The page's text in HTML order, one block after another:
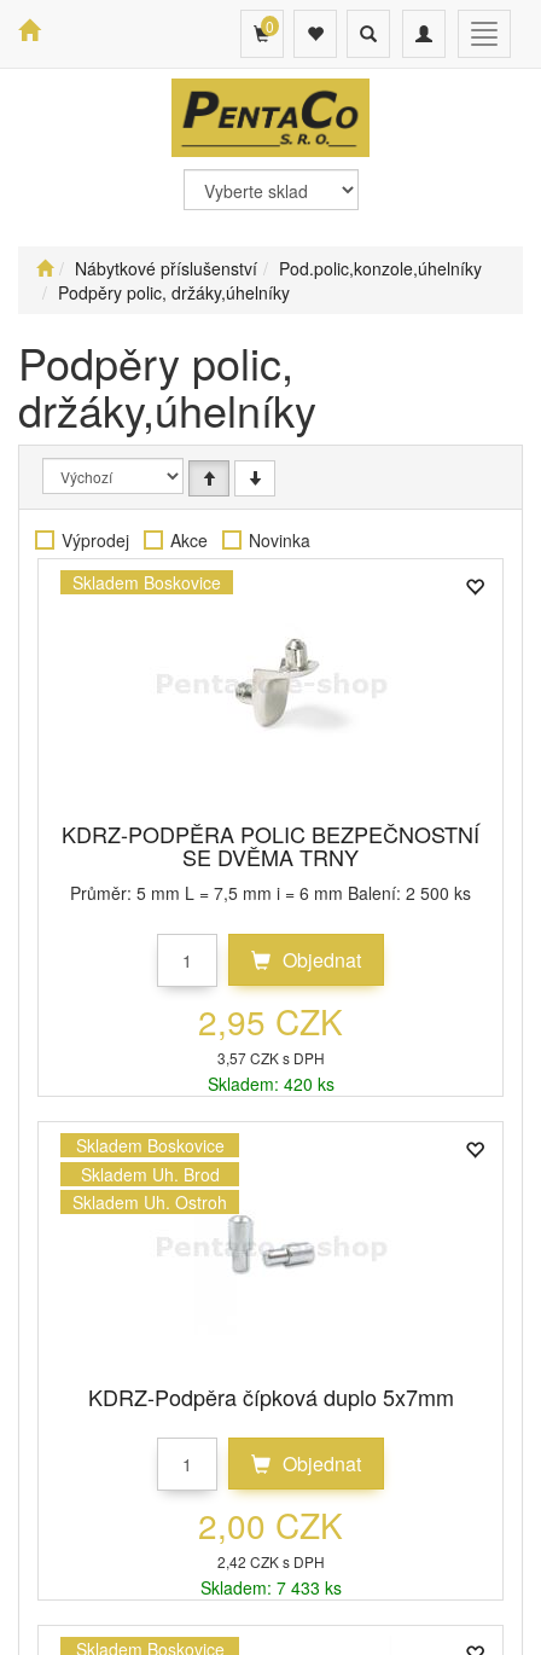
Toggle
Toggle
navigation
Toggle
search
0
Nábytkové příslušenství
Pod.polic,konzole,úhelníky
Podpěry polic, držáky,úhelníky
Podpěry polic,
držáky,úhelníky
Výprodej Akce
Novinka
Skladem Boskovice
KDRZ-PODPĚRA POLIC BEZPEČNOSTNÍ
SE DVĚMA TRNY
Průměr: 5 mm L = 7,5 mm i = 6 mm Balení: 2 500 ks
Objednat
2,95 CZK
3,57 CZK s DPH
Skladem: 420 ks
Skladem Boskovice
Skladem Uh. Brod
Skladem Uh. Ostroh
KDRZ-Podpěra čípková duplo 5x7mm
Objednat
2,00 CZK
2,42 CZK s DPH
Skladem: 7 433 ks
Skladem Boskovice